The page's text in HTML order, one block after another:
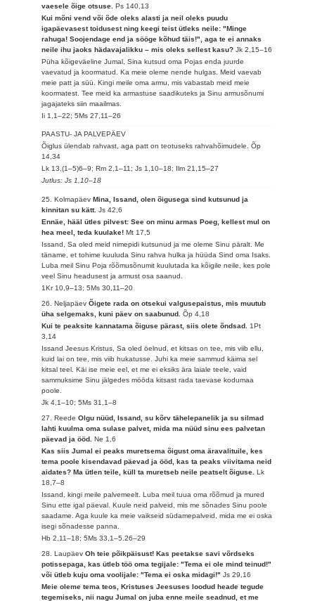
vaesele õige otsuse.Ps 140,13
Kui mõni vend või õde oleks alasti ja neil oleks puudu
igapäevasest toidusest ning keegi teist ütleks neile: "Minge
rahuga! Soojendage end ja sööge kõhud täis!", aga te ei annaks
neile ihu jaoks hädavajalikku – mis oleks sellest kasu?Jk 2,15–16
Püha kõigeväeline Jumal, Sina kutsud oma Pojas enda juurde
vaevatud ja koormatud. Ka meie oleme nende hulgas. Meid vaevab
meie patt ja süü. Kingi meile oma armu, mis vabastab meid meie
koormatest. Tee meid ka armastuse saadikuteks ja Sinu armusõnumi
jagajateks siin maailmas.
Ii 1,1–22; 5Ms 27,11–26
PAASTU- JA PALVEPÄEV
Õiglus ülendab rahvast, aga patt on teotuseks rahvahõimudele.Õp
14,34
Lk 13,(1–5)6–9; Rm 2,1–11; Js 1,10–18; Ilm 21,15–27
Jutlus: Js 1,10–18
25. KolmapäevMina, Issand, olen õigusega sind kutsunud ja
kinnitan su kätt.Js 42,6
Ennäe, hääl ütles pilvest: See on minu armas Poeg, kellest mul on
hea meel, teda kuulake!Mt 17,5
Issand, Sa oled meid nimepidi kutsunud ja me oleme Sinu päralt. Me
täname, et tohime kuuluda Sinu rahva hulka ja hüüda Sind oma Isaks.
Luba meil Sinu Poja rõõmusõnumit kuulutada ka kõigile neile, kes pole
veel Sinu headusest ja armust osa saanud.
1Kr 10,9–13; 5Ms 30,11–20
26. NeljapäevÕigete rada on otsekui valgusepaistus, mis muutub
üha selgemaks, kuni päev on saabunud.Õp 4,18
Kui te peaksite kannatama õiguse pärast, siis olete õndsad. 1Pt
3,14
Issand Jeesus Kristus, Sa oled öelnud, et kitsas on tee, mis viib ellu,
kuid lai on tee, mis viib hukatusse. Juhi ka meie sammud käima sel
kitsal teel. Käi ise meie eel, et me ei eksiks ära laiale teele, vaid
sammuksime Sinu jälgedes mööda kitsast rada taevase kodumaa
poole.
Jk 4,1–10; 5Ms 31,1–8
27. ReedeOlgu nüüd, Issand, su kõrv tähelepanelik ja su silmad
lahti kuulma oma sulase palvet, mida ma nüüd sinu ees palvetan
päevad ja ööd.Ne 1,6
Kas siis Jumal ei peaks muretsema õigust oma äravalituile, kes
tema poole kisendavad päevad ja ööd, kas ta peaks viivitama neid
aidates? Ma ütlen teile, küll ta muretseb neile peatselt õiguse.Lk
18,7–8
Issand, kingi meile palvemeelt. Luba meil tuua oma rõõmud ja mured
Sinu ette igal päeval. Kuule neid palveid, mis me sõnades Sinu poole
saadame. Aga kuule ka meie vaikseid südamepalveid, mida me ei oska
isegi sõnadesse panna.
Hb 2,11–18; 5Ms 33,1–5.26–29
28. LaupäevOh teie põikpäisust! Kas peetakse savi võrdseks
potissepaga, kas ütleb töö oma tegijale: "Tema ei ole mind teinud!"
või ütleb kuju oma voolijale: "Tema ei oska midagi!"Js 29,16
Meie oleme tema teos, Kristuses Jeesuses loodud heade tegude
tegemiseks, nii nagu Jumal on juba enne meile seadnud, et me